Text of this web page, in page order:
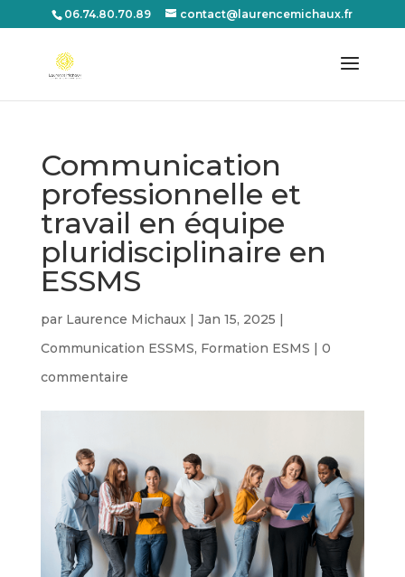
06.74.80.70.89 contact@laurencemichaux.fr
Communication
professionnelle et
travail en équipe
pluridisciplinaire en
ESSMS
par Laurence Michaux| Jan 15, 2025 |
Communication ESSMS, Formation ESMS | 0
commentaire